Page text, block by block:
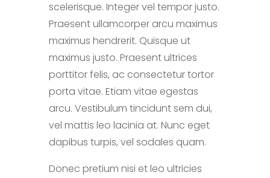
scelerisque. Integer vel tempor justo.
Praesent ullamcorper arcu maximus
maximus hendrerit. Quisque ut
maximus justo. Praesent ultrices
porttitor felis, ac consectetur tortor
porta vitae. Etiam vitae egestas
arcu. Vestibulum tincidunt sem dui,
vel mattis leo lacinia at. Nunc eget
dapibus turpis, vel sodales quam.
Donec pretium nisi et leo ultricies